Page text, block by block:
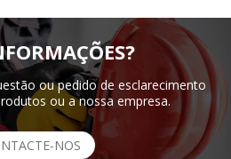
ou pedido de esclarecimento
ou a nossa empresa.
NOS